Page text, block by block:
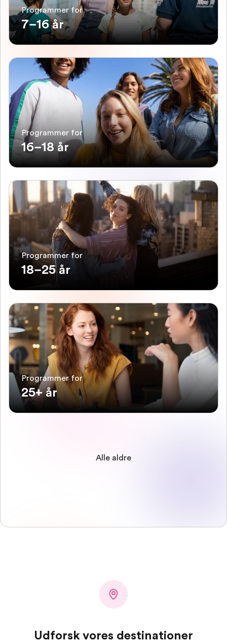
Programmer for
7–16 år
Programmer for
16–18 år
Programmer for
18–25 år
Programmer for
25+ år
Alle aldre
Udforsk vores destinationer